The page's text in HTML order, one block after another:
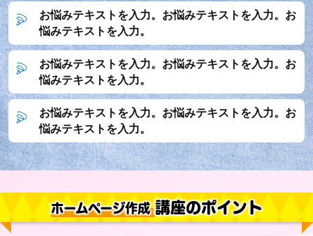
お悩みテキストを入力。お悩みテキストを入力。 お
悩みテキストを入力。
お悩みテキストを入力。お悩みテキストを入力。 お
悩みテキストを入力。
お悩みテキストを入力。 お悩みテキストを入力。 お
悩みテキストを入力。
ホームページ作成講座のポイント